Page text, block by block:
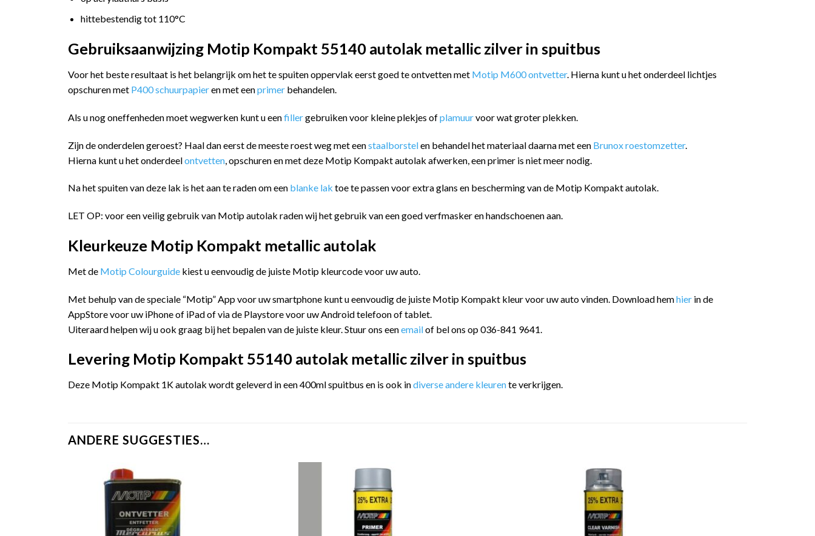
hittebestendig tot 110°C
Gebruiksaanwijzing Motip Kompakt 55140 autolak metallic zilver in spuitbus
Voor het beste resultaat is het belangrijk om het te spuiten oppervlak eerst goed te ontvetten met Motip M600 ontvetter. Hierna kunt u het onderdeel lichtjes
opschuren met P400 schuurpapieren met eenprimer behandelen.
Als u nog oneffenheden moet wegwerken kunt u eenfillergebruiken voor kleine plekjes ofplamuurvoor wat groter plekken.
Zijn de onderdelen geroest? Haal dan eerst de meeste roest weg met eenstaalborstelen behandel het materiaal daarna met een Brunox roestomzetter.
Hierna kunt u het onderdeelontvetten , opschuren en met deze Motip Kompakt autolak afwerken, een primer is niet meer nodig.
Na het spuiten van deze lak is het aan te raden om een blanke lak toe te passen voor extra glans en bescherming van de Motip Kompakt autolak.
LET OP: voor een veilig gebruik van Motip autolak raden wij het gebruik van een goed verfmasker en handschoenen aan.
Kleurkeuze Motip Kompakt metallic autolak
Met de Motip Colourguide kiest u eenvoudig de juiste Motip kleurcode voor uw auto.
Met behulp van de speciale “Motip” App voor uw smartphone kunt u eenvoudig de juiste Motip Kompakt kleur voor uw auto vinden. Download hemhier in de
AppStore voor uw iPhone of iPad of via de Playstore voor uw Android telefoon of tablet.
Uiteraard helpen wij u ook graag bij het bepalen van de juiste kleur. Stuur ons eenemailof bel ons op 036-841 9641.
Levering Motip Kompakt 55140 autolak metallic zilver in spuitbus
Deze Motip Kompakt 1K autolak wordt geleverd in een 400ml spuitbus en is ook indiverse andere kleurente verkrijgen.
ANDERE SUGGESTIES…